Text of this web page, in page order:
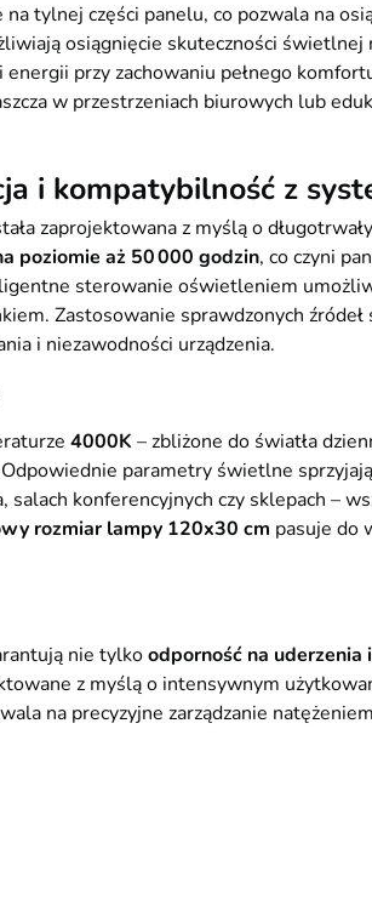
tylnej części panelu, co pozwala na
osiągnięcie skuteczności świetlnej
energii przy zachowaniu pełnego
w przestrzeniach biurowych lub
i kompatybilność z
zaprojektowana z myślą o
poziomie aż 50 000 godzin, co czyni
sterowanie oświetleniem
Zastosowanie sprawdzonych
i niezawodności urządzenia.
4000K – zbliżone do światła
parametry świetlne
konferencyjnych czy sklepach –
rozmiar lampy 120x30 cm pasuje do
nie tylkoodporność na uderzenia
z myślą o intensywnym
na precyzyjne zarządzanie